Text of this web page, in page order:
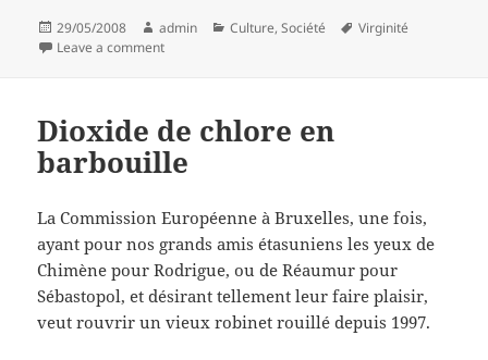
Posted
on
29/05/2008 Author
admin Categories
Culture,Société Tags
Virginité
Leave a commenton Virginité de l'ingénieur
Dioxide de chlore en
barbouille
La Commission Européenne à Bruxelles, une fois,
ayant pour nos grands amis étasuniens les yeux de
Chimène pour Rodrigue, ou de Réaumur pour
Sébastopol, et désirant tellement leur faire plaisir,
veut rouvrir un vieux robinet rouillé depuis 1997.